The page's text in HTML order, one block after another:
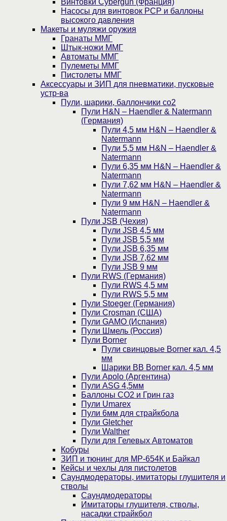
Винтовки Cybergun (Франция)
Насосы для винтовок PCP и баллоны
высокого давления
Макеты и муляжи оружия
Гранаты ММГ
Штык-ножи ММГ
Автоматы ММГ
Пулеметы ММГ
Пистолеты ММГ
Аксессуары и ЗИП для пневматики, пусковые
устр-ва
Пули, шарики, баллончики со2
Пули H&N – Haendler & Natermann
(Германия)
Пули 4,5 мм H&N – Haendler &
Natermann
Пули 5,5 мм H&N – Haendler &
Natermann
Пули 6,35 мм H&N – Haendler &
Natermann
Пули 7,62 мм H&N – Haendler &
Natermann
Пули 9 мм H&N – Haendler &
Natermann
Пули JSB (Чехия)
Пули JSB 4,5 мм
Пули JSB 5,5 мм
Пули JSB 6,35 мм
Пули JSB 7,62 мм
Пули JSB 9 мм
Пули RWS (Германия)
Пули RWS 4,5 мм
Пули RWS 5,5 мм
Пули Stoeger (Германия)
Пули Crosman (США)
Пули GAMO (Испания)
Пули Шмель (Россия)
Пули Borner
Пули свинцовые Borner кал. 4,5
мм
Шарики BB Borner кал. 4,5 мм
Пули Apolo (Аргентина)
Пули ASG 4,5мм
Баллоны CO2 и Грин газ
Пули Umarex
Пули 6мм для страйкбола
Пули Gletcher
Пули Walther
Пули для Гелевых Автоматов
Кобуры
ЗИП и тюнинг для МР-654К и Байкал
Кейсы и чехлы для пистолетов
Саундмодераторы, имитаторы глушителя и
стволы
Саундмодераторы
Имитаторы глушителя, стволы,
насадки страйкбол